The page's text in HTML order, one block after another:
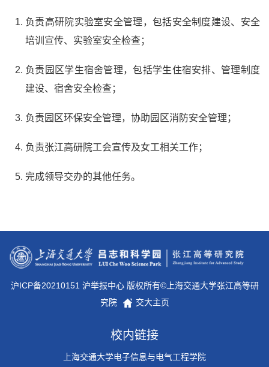
负责高研院实验室安全管理，包括安全制度建设、安全
培训宣传、实验室安全检查；
负责园区学生宿舍管理，包括学生住宿安排、管理制度
建设、宿舍安全检查；
负责园区环保安全管理，协助园区消防安全管理；
负责张江高研院工会宣传及女工相关工作；
完成领导交办的其他任务。
沪ICP备20210151 沪举报中心 版权所有©上海交通大学张江高等研
究院
交大主页
校内链接
上海交通大学电子信息与电气工程学院